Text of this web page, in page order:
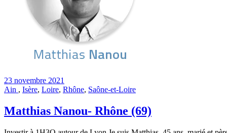
23 novembre 2021
Ain , Isère, Loire, Rhône, Saône-et-Loire
Matthias Nanou- Rhône (69)